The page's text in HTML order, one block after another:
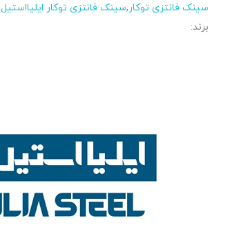
سینک فانتزی توکار,سینک فانتزی توکار ایلیااستیل
برند: